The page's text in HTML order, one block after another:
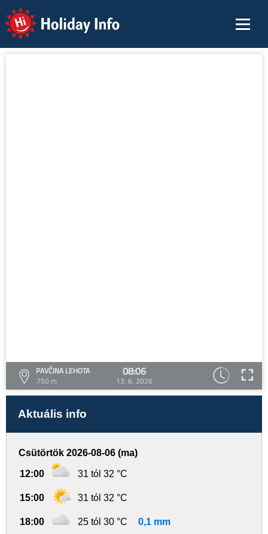
Holiday Info
PAVČINA LEHOTA
750 m
08:06
13. 6. 2026
Aktuális info
Csütörtök 2026-08-06 (ma)
12:00 31 tól 32 °C
15:00 31 tól 32 °C
18:00 25 tól 30 °C 0,1 mm